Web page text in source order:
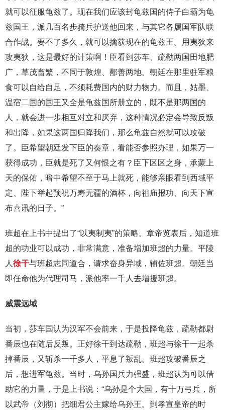
就可以征服龟兹了。现在我们应该封龟兹国的侍子白霸为龟
兹国王，派几百名步骑兵护送他回来，与其它各属国军队联
合作战。要不了多久，就可以擒获现在的龟兹王。用夷狄来
攻夷狄，这是最好的计策啊！臣看到莎车、疏勒两国田地肥
广，草茂畜繁，不同于敦煌、鄯善两地。朝廷在那里驻军粮
食可以自给自足，不须耗费国内的财力物力。而且，姑墨、
温宿二国的国王又全是龟兹国所册立的，既不是那两国的
人，就会进一步相互对立和厌弃，这种情况必定会导致反叛
和出降，如果这两国归降我们，那么龟兹自然就可以攻破
了。臣希望朝廷发下臣的奏章，看能否参照办理，如果万一
获得成功，臣就是死了又何恨之有？臣下区区之身，承蒙上
天的保佑，暗中希望不至于马上就死，能够亲眼看到西域平
定、陛下举起预祝万寿无疆的酒杯，向祖庙报功、向天下宣
布喜讯的日子。”
班超在上书中提出了“以夷制夷”的策略。章帝览表后，知道班
超的功业可以成功，非常满意，准备增加班超的力量。平陵
人 徐干与班超志同道合，请求奋身异域，辅佐班超。朝廷当
即任命他为代理司马，派他率一千人去增援班超。
威震远域
当初，莎车国认为汉军不会前来，于是投降龟兹，疏勒都尉
番辰也在随后反叛。正好徐干到达疏勒，班超与徐干一起杀
掉番辰，又斩杀一千多人，平息了叛乱。班超攻破番辰之
后，想进军龟兹。当时，乌孙国兵力强盛，班超认为可以借
助它的力量，于是上书说：“乌孙是个大国，有十万弓兵，所
以武帝（刘彻）把细君公主嫁给乌孙王。到孝宣皇帝的时